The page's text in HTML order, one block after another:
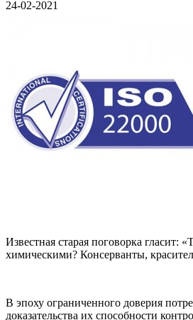
24-02-2021
Известная старая поговорка
химическими? Консерванты,
В эпоху ограниченного доверия
доказательства их способности